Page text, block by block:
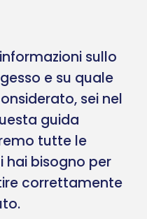
sullo
e su quale
sei nel
guida
tutte le
hai bisogno per
correttamente